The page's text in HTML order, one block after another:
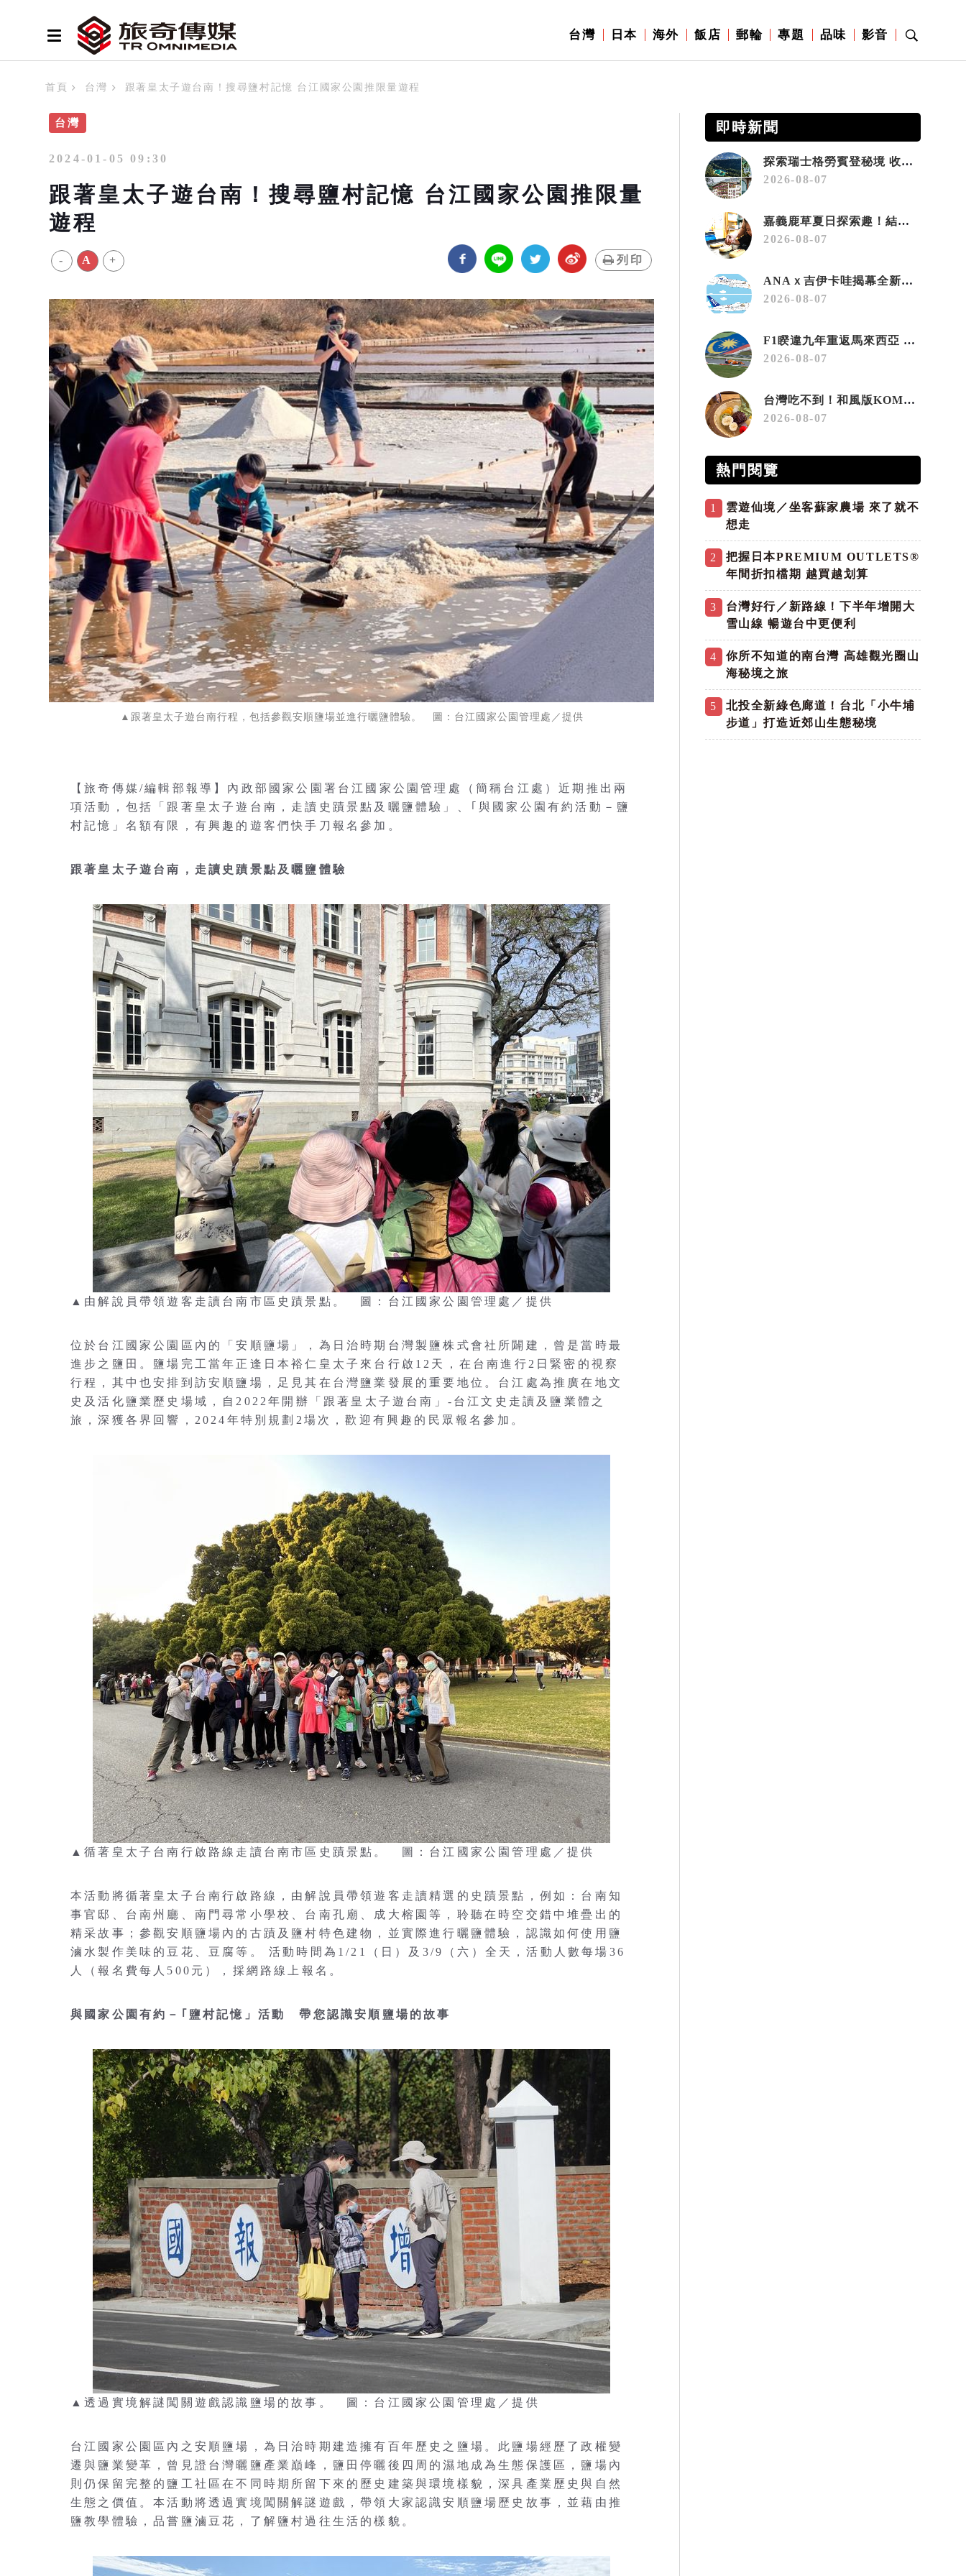
台灣 日本 海外 飯店 郵輪 專題 品味 影音
首頁 台灣 跟著皇太子遊台南！搜尋鹽村記憶 台江國家公園推限量遊程
台灣
2024-01-05 09:30
跟著皇太子遊台南！搜尋鹽村記憶 台江國家公園推限量
遊程
- A + 列印
▲跟著皇太子遊台南行程，包括參觀安順鹽場並進行曬鹽體驗。 圖：台江國家公園管理處／提供
【旅奇傳媒/編輯部報導】內政部國家公園署台江國家公園管理處（簡稱台江處）近期推出兩
項活動，包括「跟著皇太子遊台南，走讀史蹟景點及曬鹽體驗」、｢與國家公園有約活動－鹽
村記憶」名額有限，有興趣的遊客們快手刀報名參加。
跟著皇太子遊台南，走讀史蹟景點及曬鹽體驗
▲由解說員帶領遊客走讀台南市區史蹟景點。 圖：台江國家公園管理處／提供
位於台江國家公園區內的「安順鹽場」，為日治時期台灣製鹽株式會社所闢建，曾是當時最
進步之鹽田。鹽場完工當年正逢日本裕仁皇太子來台行啟12天，在台南進行2日緊密的視察
行程，其中也安排到訪安順鹽場，足見其在台灣鹽業發展的重要地位。台江處為推廣在地文
史及活化鹽業歷史場域，自2022年開辦「跟著皇太子遊台南」-台江文史走讀及鹽業體之
旅，深獲各界回響，2024年特別規劃2場次，歡迎有興趣的民眾報名參加。
▲循著皇太子台南行啟路線走讀台南市區史蹟景點。 圖：台江國家公園管理處／提供
本活動將循著皇太子台南行啟路線，由解說員帶領遊客走讀精選的史蹟景點，例如：台南知
事官邸、台南州廳、南門尋常小學校、台南孔廟、成大榕園等，聆聽在時空交錯中堆疊出的
精采故事；參觀安順鹽場內的古蹟及鹽村特色建物，並實際進行曬鹽體驗，認識如何使用鹽
滷水製作美味的豆花、豆腐等。 活動時間為1/21（日）及3/9（六）全天，活動人數每場36
人（報名費每人500元），採網路線上報名。
與國家公園有約－｢鹽村記憶」活動 帶您認識安順鹽場的故事
▲透過實境解謎闖關遊戲認識鹽場的故事。 圖：台江國家公園管理處／提供
台江國家公園區內之安順鹽場，為日治時期建造擁有百年歷史之鹽場。此鹽場經歷了政權變
遷與鹽業變革，曾見證台灣曬鹽產業巔峰，鹽田停曬後四周的濕地成為生態保護區，鹽場內
則仍保留完整的鹽工社區在不同時期所留下來的歷史建築與環境樣貌，深具產業歷史與自然
生態之價值。本活動將透過實境闖關解謎遊戲，帶領大家認識安順鹽場歷史故事，並藉由推
鹽教學體驗，品嘗鹽滷豆花，了解鹽村過往生活的樣貌。
即時新聞
探索瑞士格勞賓登秘境 收藏六種阿爾卑斯夏日療癒之旅
2026-08-07
嘉義鹿草夏日探索趣！結合科學、農場與自然的親子小旅行
2026-08-07
ANAｘ吉伊卡哇揭幕全新彩繪機「Chiikawa JET」
2026-08-07
F1睽違九年重返馬來西亞 三大國際賽事打造10月運動旅遊熱潮 賽車、自行車、路跑同週登場
2026-08-07
台灣吃不到！和風版KOMEDA咖啡讓你吃遍名古屋在地美食
2026-08-07
熱門閱覽
1
雲遊仙境／坐客蘇家農場 來了就不
想走
2
把握日本PREMIUM OUTLETS®
年間折扣檔期 越買越划算
3
台灣好行／新路線！下半年增開大
雪山線 暢遊台中更便利
4
你所不知道的南台灣 高雄觀光圈山
海秘境之旅
5
北投全新綠色廊道！台北「小牛埔
步道」打造近郊山生態秘境